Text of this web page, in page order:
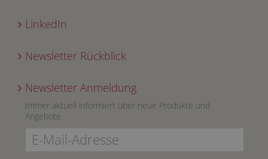
LinkedIn
Newsletter Rückblick
Newsletter Anmeldung
Immer aktuell informiert über neue Produkte und
Angebote.